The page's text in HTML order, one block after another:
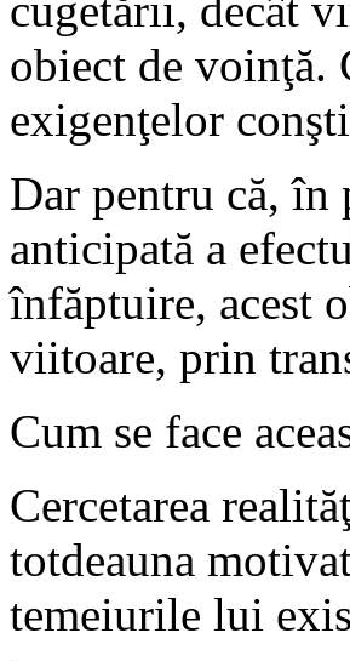
cugetării, decât
obiect de voinţă.
exigenţelor
Dar pentru că, în
anticipată a
înfăptuire, acest
viitoare, prin
Cum se face
Cercetarea
totdeauna
temeiurile lui